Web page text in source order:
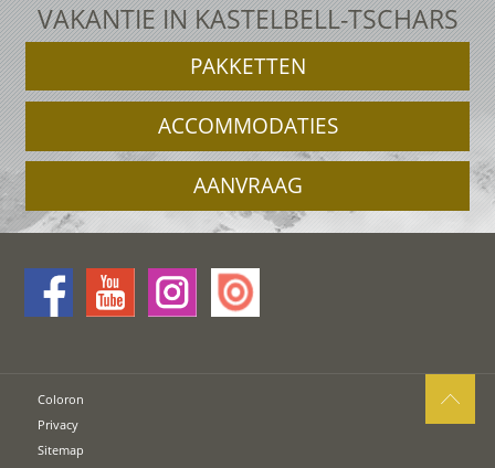
VAKANTIE IN KASTELBELL-TSCHARS
PAKKETTEN
ACCOMMODATIES
AANVRAAG
Coloron
Privacy
Sitemap